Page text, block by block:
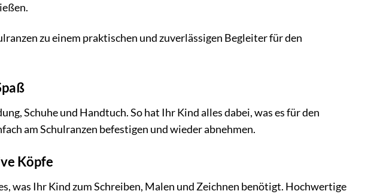
zu einem praktischen und zuverlässigen Begleiter für den
Schuhe und Handtuch. So hat Ihr Kind alles dabei, was es für den
am Schulranzen befestigen und wieder abnehmen.
Köpfe
was Ihr Kind zum Schreiben, Malen und Zeichnen benötigt. Hochwertige